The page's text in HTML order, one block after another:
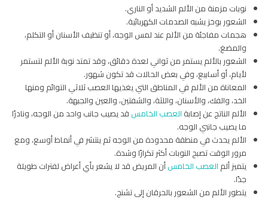
نوبات مزمنة من الألم الشديد أو الناري.
الشعور بوخز يشبه الصدمات الكهربائية.
هجمات مفاجئة من الألم عند لمس الوجه، أو تنظيف الأسنان أو التكلم،
والمضغ.
الشعور بالألم يستمر من ثواني لعدة دقائق، وقد تمتد نوبة الألم لتستمر
لأيام، أو أسابيع، وفي بعض الحالات قد تكون شهور.
المعاناة من الألم في المناطق التي يغذيها العصب ثلاثي التوائم ومنها
الخد، والفك، والأسنان، واللثة، والشفتين، والعين والجبهة.
الألم الناتج عن إصابة العصب الخامس قد يصيب جانب واحد من الوجه، ونادرًا
ما يصيب جانبي الوجه.
الألم يحدث في منطقة محدودة من الوجه ثم ينتشر في أنماط أوسع، ومع
مرور الوقت تصبح النوبات أكثر تكرارًا وشدة.
يتميز ألم العصب الخامسأن المريض قد لا يشعر بأي أعراض لفترات طويلة
جدًا.
يتطور الألم من الشعور بالحرقان إلى تشنج.